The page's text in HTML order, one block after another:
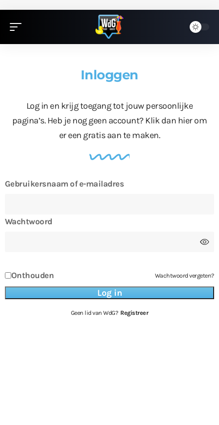
Inloggen
Log in en krijg toegang tot jouw persoonlijke
pagina’s. Heb je nog geen account? Klik dan hierom
er een gratis aan te maken.
Gebruikersnaam of e-mailadres
Wachtwoord
Onthouden Wachtwoord vergeten?
Geen lid van WdG? Registreer